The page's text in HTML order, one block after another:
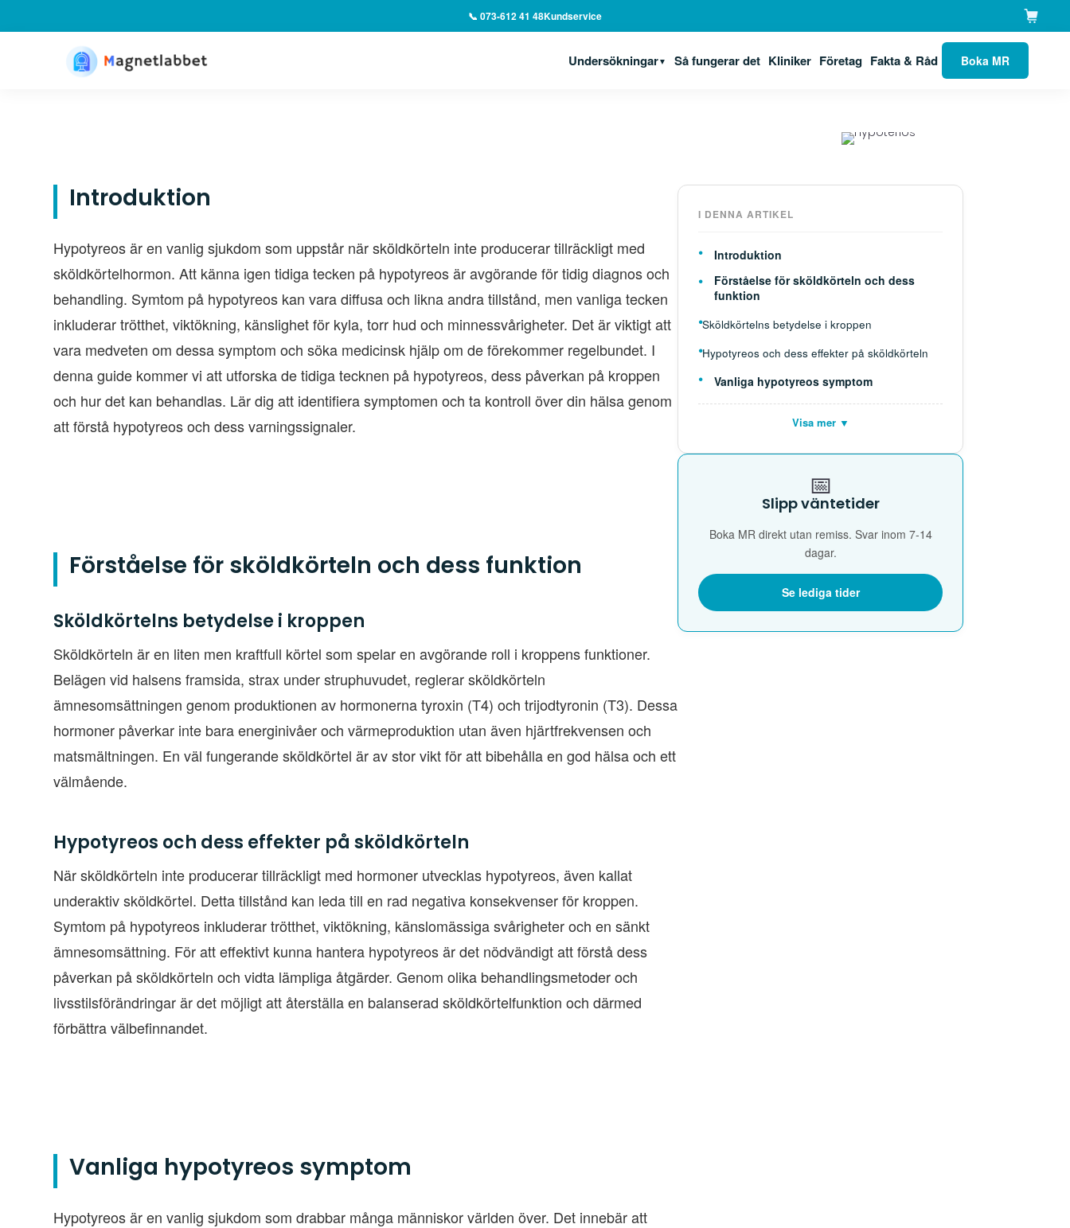
📞 073-612 41 48Kundservice
Undersökningar▼ Så fungerar det Kliniker Företag Fakta & Råd Boka MR
Introduktion
Hypotyreos är en vanlig sjukdom som uppstår när sköldkörteln inte producerar tillräckligt med
sköldkörtelhormon. Att känna igen tidiga tecken på hypotyreos är avgörande för tidig diagnos och
behandling. Symtom på hypotyreos kan vara diffusa och likna andra tillstånd, men vanliga tecken
inkluderar trötthet, viktökning, känslighet för kyla, torr hud och minnessvårigheter. Det är viktigt att
vara medveten om dessa symptom och söka medicinsk hjälp om de förekommer regelbundet. I
denna guide kommer vi att utforska de tidiga tecknen på hypotyreos, dess påverkan på kroppen
och hur det kan behandlas. Lär dig att identifiera symptomen och ta kontroll över din hälsa genom
att förstå hypotyreos och dess varningssignaler.
Förståelse för sköldkörteln och dess funktion
Sköldkörtelns betydelse i kroppen
Sköldkörteln är en liten men kraftfull körtel som spelar en avgörande roll i kroppens funktioner.
Belägen vid halsens framsida, strax under struphuvudet, reglerar sköldkörteln
ämnesomsättningen genom produktionen av hormonerna tyroxin (T4) och trijodtyronin (T3). Dessa
hormoner påverkar inte bara energinivåer och värmeproduktion utan även hjärtfrekvensen och
matsmältningen. En väl fungerande sköldkörtel är av stor vikt för att bibehålla en god hälsa och ett
välmående.
Hypotyreos och dess effekter på sköldkörteln
När sköldkörteln inte producerar tillräckligt med hormoner utvecklas hypotyreos, även kallat
underaktiv sköldkörtel. Detta tillstånd kan leda till en rad negativa konsekvenser för kroppen.
Symtom på hypotyreos inkluderar trötthet, viktökning, känslomässiga svårigheter och en sänkt
ämnesomsättning. För att effektivt kunna hantera hypotyreos är det nödvändigt att förstå dess
påverkan på sköldkörteln och vidta lämpliga åtgärder. Genom olika behandlingsmetoder och
livsstilsförändringar är det möjligt att återställa en balanserad sköldkörtelfunktion och därmed
förbättra välbefinnandet.
Vanliga hypotyreos symptom
Hypotyreos är en vanlig sjukdom som drabbar många människor världen över. Det innebär att
I DENNA ARTIKEL
Introduktion
Förståelse för sköldkörteln och dess
funktion
Sköldkörtelns betydelse i kroppen
Hypotyreos och dess effekter på sköldkörteln
Vanliga hypotyreos symptom
Visa mer ▼
📅
Slipp väntetider
Boka MR direkt utan remiss. Svar inom 7-14
dagar.
Se lediga tider